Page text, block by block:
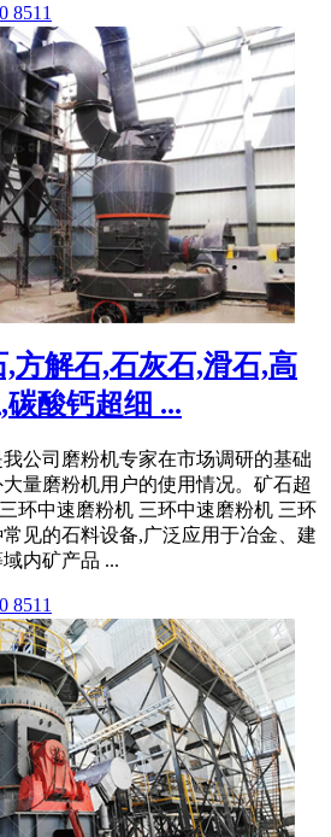
8511
,方解石,石灰石,滑石,高
酸钙超细 ...
公司磨粉机专家在市场调研的基础
大量磨粉机用户的使用情况。矿石超
环中速磨粉机 三环中速磨粉机 三环
见的石料设备,广泛应用于冶金、建
内矿产品 ...
8511